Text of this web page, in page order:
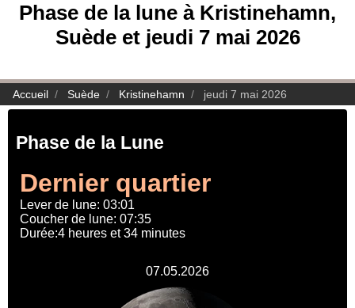
Phase de la lune à Kristinehamn,
Suède et jeudi 7 mai 2026
Accueil Suède Kristinehamn jeudi 7 mai 2026
Phase de la Lune
Dernier quartier
Lever de lune: 03:01
Coucher de lune: 07:35
Durée:4 heures et 34 minutes
07.05.2026